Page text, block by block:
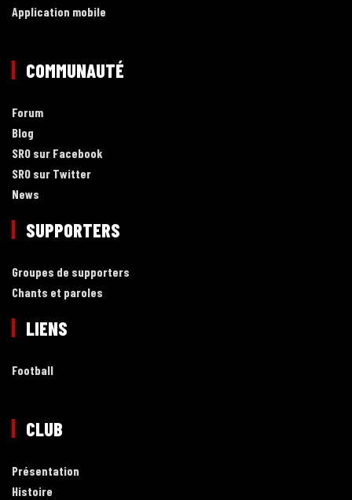
Application mobile
COMMUNAUTÉ
Forum
Blog
SRO sur Facebook
SRO sur Twitter
News
SUPPORTERS
Groupes de supporters
Chants et paroles
LIENS
Football
CLUB
Présentation
Histoire